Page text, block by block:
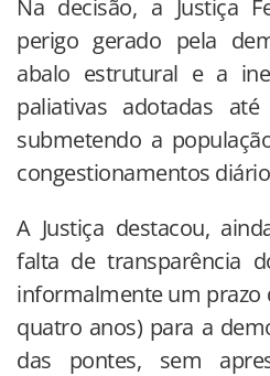
Na decisão, a Justiça
perigo gerado pela
abalo estrutural e a
paliativas adotadas
submetendo a
congestionamentos
A Justiça destacou,
falta de transparência
informalmente um prazo
quatro anos) para a
das pontes, sem